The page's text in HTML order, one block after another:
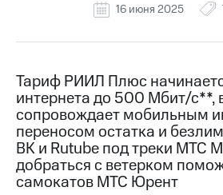
Деньги
номер
в МТС
Тарифы
Услуги
приложение
Мой
МТС
Акции
Скидка 30%
на связь
16 июня 2025
Тариф РИИЛ Плюс
интернета до 500 Мбит/с**,
сопровождает мобильным
переносом остатка и
ВК и Rutube под треки МТС
добраться с ветерком
самокатов МТС Юрент